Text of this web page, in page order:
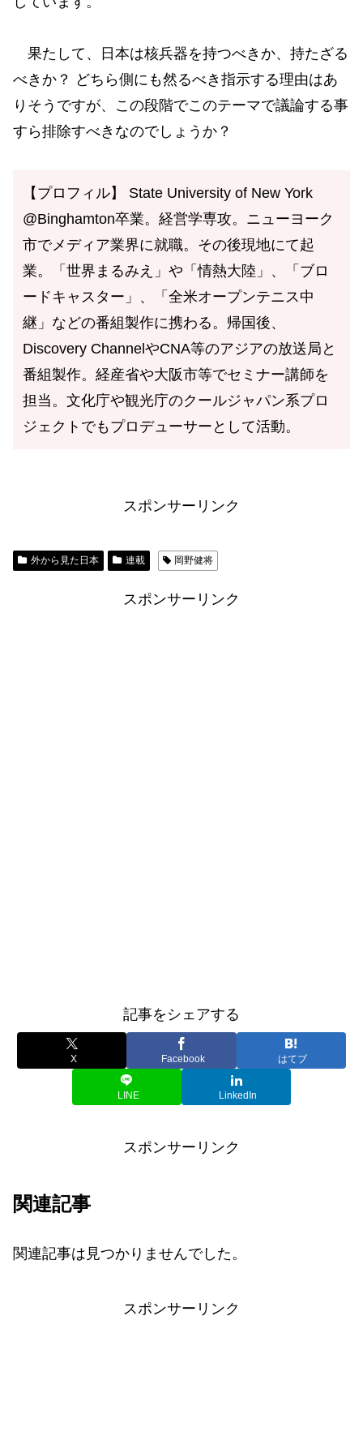
果たして、日本は核兵器を持つべきか、持たざる
べきか？ どちら側にも然るべき指示する理由はあ
りそうですが、この段階でこのテーマで議論する事
すら排除すべきなのでしょうか？
【プロフィル】 State University of New York
@Binghamton卒業。経営学専攻。ニューヨーク
市でメディア業界に就職。その後現地にて起
業。「世界まるみえ」や「情熱大陸」、「ブロ
ードキャスター」、「全米オープンテニス中
継」などの番組製作に携わる。帰国後、
Discovery ChannelやCNA等のアジアの放送局と
番組製作。経産省や大阪市等でセミナー講師を
担当。文化庁や観光庁のクールジャパン系プロ
ジェクトでもプロデューサーとして活動。
スポンサーリンク
外から見た日本 連載 岡野健将
スポンサーリンク
記事をシェアする
X Facebook はてブ
LINE LinkedIn
スポンサーリンク
関連記事
関連記事は見つかりませんでした。
スポンサーリンク